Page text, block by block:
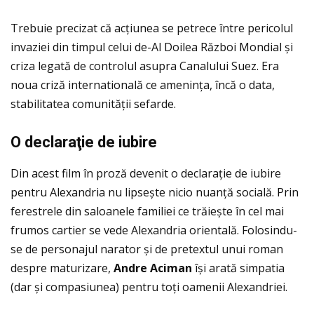
Trebuie precizat că acţiunea se petrece între pericolul
invaziei din timpul celui de-Al Doilea Război Mondial și
criza legată de controlul asupra Canalului Suez. Era
noua criză internatională ce ameninţa, încă o data,
stabilitatea comunităţii sefarde.
O declaraţie de iubire
Din acest film în proză devenit o declaraţie de iubire
pentru Alexandria nu lipsește nicio nuanţă socială. Prin
ferestrele din saloanele familiei ce trăiește în cel mai
frumos cartier se vede Alexandria orientală. Folosindu-
se de personajul narator și de pretextul unui roman
despre maturizare, Andre Aciman își arată simpatia
(dar și compasiunea) pentru toţi oamenii Alexandriei.